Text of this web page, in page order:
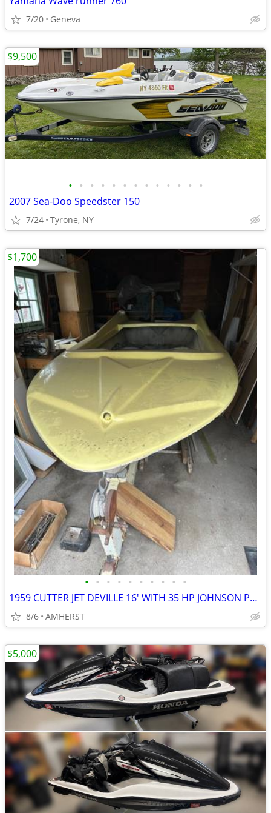
7/20 Geneva
• • • • • • • • • • • • •
2007 Sea-Doo Speedster 150
7/24 Tyrone, NY
$9,500
• • • • • • • • • •
1959 CUTTER JET DEVILLE 16' WITH 35 HP JOHNSON PROJECT
8/6 AMHERST
$1,700
$5,000